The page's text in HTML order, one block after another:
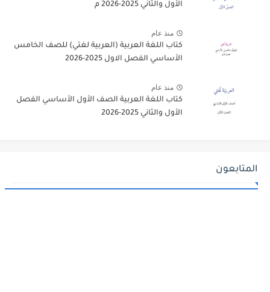
الأول والثاني 2025-2026 م
منذ عام
كتاب اللغة العربية (العربية لغتي) للصف الخامس
الأساسي الفصل الاول 2025-2026
منذ عام
كتاب اللغة العربية الصف الأول الأساسي الفصل
الأول والثاني 2025-2026
المتابعون